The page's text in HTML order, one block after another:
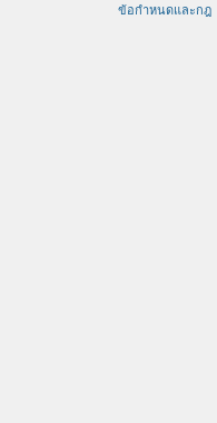
ข้อกำหนดและกฎ